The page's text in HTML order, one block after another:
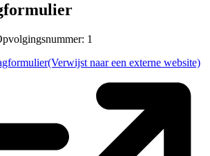
1
(Verwijst naar een externe website)